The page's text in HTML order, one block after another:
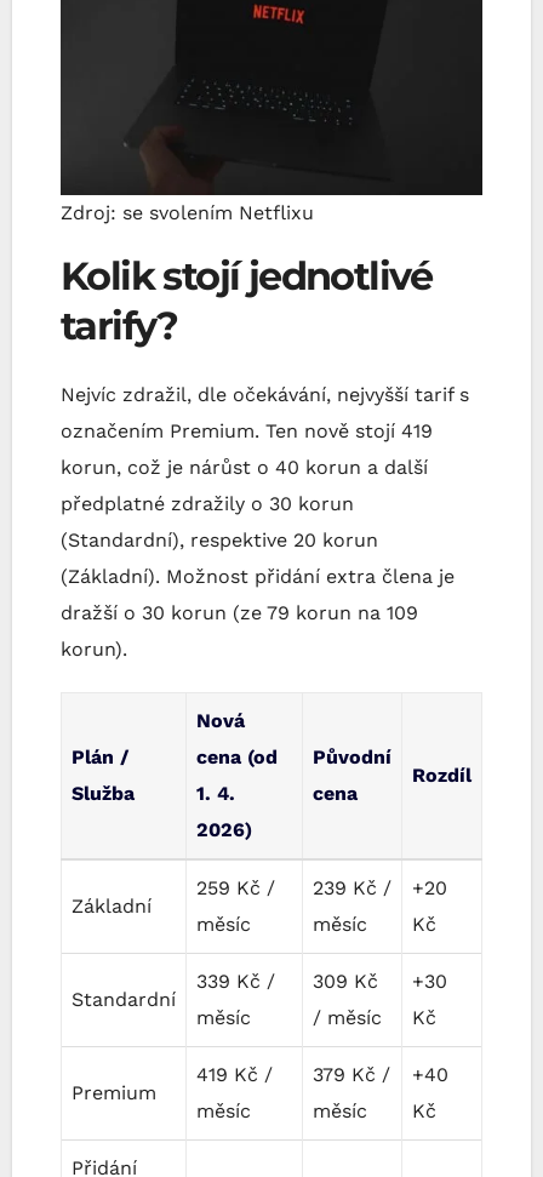
Zdroj: se svolením Netflixu
Kolik stojí jednotlivé
tarify?
Nejvíc zdražil, dle očekávání, nejvyšší tarif s
označením Premium. Ten nově stojí 419
korun, což je nárůst o 40 korun a další
předplatné zdražily o 30 korun
(Standardní), respektive 20 korun
(Základní). Možnost přidání extra člena je
dražší o 30 korun (ze 79 korun na 109
korun).
Plán /
Služba
Nová
cena (od
1. 4.
2026)
Původní
cena
Rozdíl
Základní
259 Kč /
měsíc
239 Kč /
měsíc
+20
Kč
Standardní
339 Kč /
měsíc
309 Kč
/ měsíc
+30
Kč
Premium
419 Kč /
měsíc
379 Kč /
měsíc
+40
Kč
Přidání